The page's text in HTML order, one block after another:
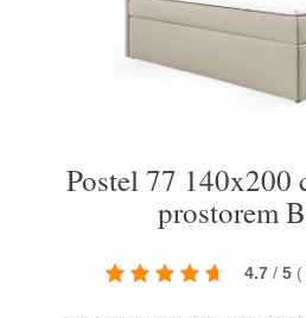
Postel 77 140x200
prostorem
4.7 / 5 (